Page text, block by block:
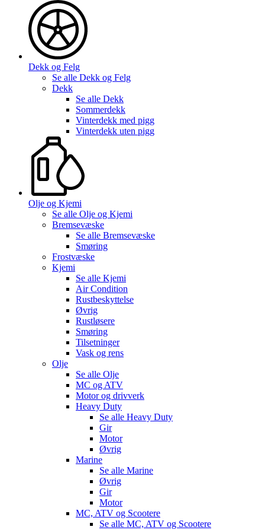
Dekk og Felg
Se alle Dekk og Felg
Dekk
Se alle Dekk
Sommerdekk
Vinterdekk med pigg
Vinterdekk uten pigg
Olje og Kjemi
Se alle Olje og Kjemi
Bremsevæske
Se alle Bremsevæske
Smøring
Frostvæske
Kjemi
Se alle Kjemi
Air Condition
Rustbeskyttelse
Øvrig
Rustløsere
Smøring
Tilsetninger
Vask og rens
Olje
Se alle Olje
MC og ATV
Motor og drivverk
Heavy Duty
Se alle Heavy Duty
Gir
Motor
Øvrig
Marine
Se alle Marine
Øvrig
Gir
Motor
MC, ATV og Scootere
Se alle MC, ATV og Scootere